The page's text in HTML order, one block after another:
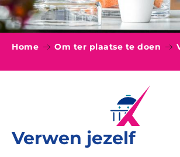
Home Om ter plaatse te doen
Verwen jezelf